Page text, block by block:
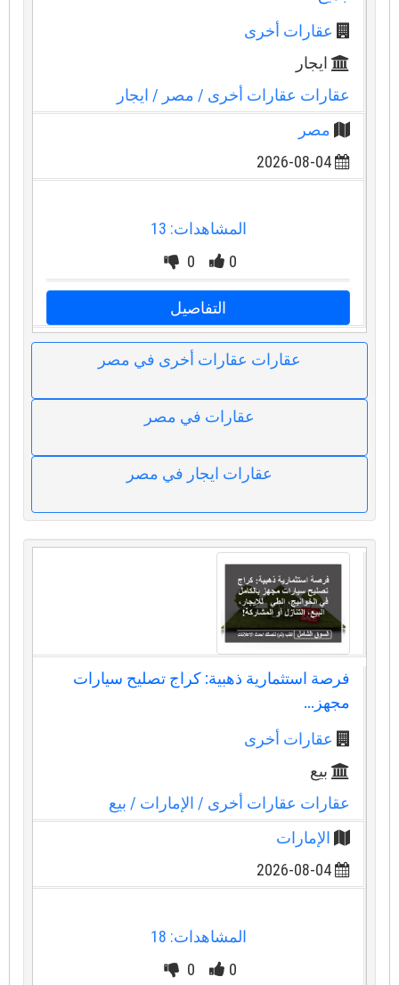
عقارات أخرى
ايجار
عقارات عقارات أخرى/ مصر / ايجار
مصر
2026-08-04
المشاهدات: 13
0
0
التفاصيل
عقارات عقارات أخرى في مصر
عقارات في مصر
عقارات ايجار في مصر
فرصة استثمارية ذهبية: كراج تصليح سيارات
مجهز...
عقارات أخرى
بيع
عقارات عقارات أخرى/ الإمارات/ بيع
الإمارات
2026-08-04
المشاهدات: 18
0
0